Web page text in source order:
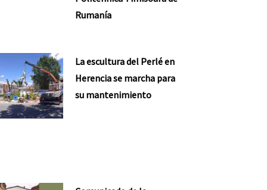
Rumanía
La escultura del Perlé en
Herencia se marcha para
su mantenimiento